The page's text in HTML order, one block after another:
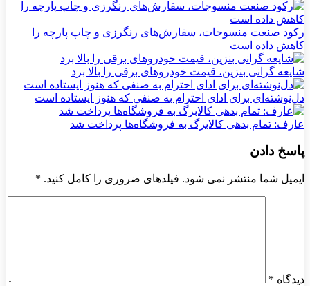
رکود صنعت منسوجات، سفارش‌های رنگرزی و چاپ پارچه را
کاهش داده است
شایعه گرانی بنزین، قیمت خودروهای برقی را بالا برد
دل‌نوشته‌ای برای ادای احترام به صنفی که هنوز ایستاده است
عارف: تمام بدهی کالابرگ به فروشگاه‌ها پرداخت شد
پاسخ دادن
ایمیل شما منتشر نمی شود. فیلدهای ضروری را کامل کنید. *
دیدگاه *